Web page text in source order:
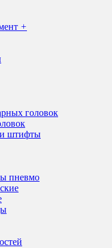
+
головок
штифты
пневмо